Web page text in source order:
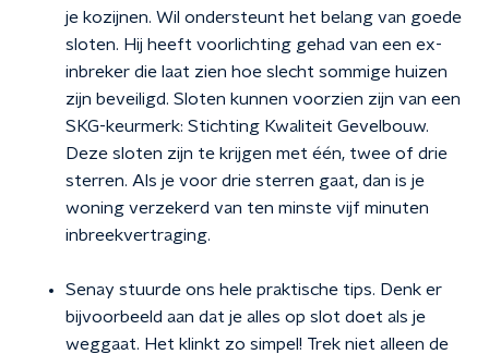
je kozijnen. Wil ondersteunt het belang van goede
sloten. Hij heeft voorlichting gehad van een ex-
inbreker die laat zien hoe slecht sommige huizen
zijn beveiligd. Sloten kunnen voorzien zijn van een
SKG-keurmerk: Stichting Kwaliteit Gevelbouw.
Deze sloten zijn te krijgen met één, twee of drie
sterren. Als je voor drie sterren gaat, dan is je
woning verzekerd van ten minste vijf minuten
inbreekvertraging.
Senay stuurde ons hele praktische tips. Denk er
bijvoorbeeld aan dat je alles op slot doet als je
weggaat. Het klinkt zo simpel! Trek niet alleen de